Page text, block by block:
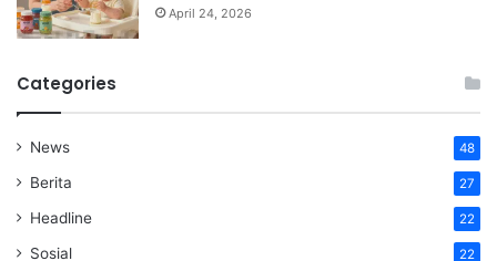
April 24, 2026
Categories
News 48
Berita 27
Headline 22
Sosial 22